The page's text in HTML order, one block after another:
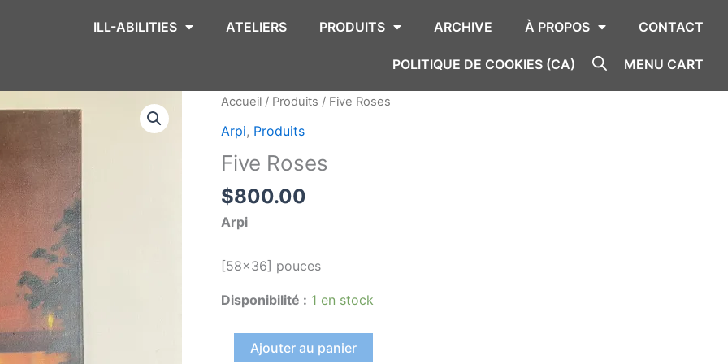
ILL-ABILITIES ATELIERS PRODUITS ARCHIVE À PROPOS CONTACT
POLITIQUE DE COOKIES (CA) MENU CART
Accueil / Produits / Five Roses
Arpi, Produits
Five Roses
$800.00
Arpi
[58×36] pouces
Disponibilité : 1 en stock
quantité
de
Five
Roses
Ajouter au panier